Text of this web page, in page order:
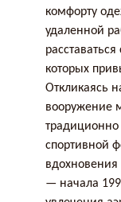
комфорту
удаленной
которых
Откликаясь
вооружение
спортивной
вдохновения
— начала